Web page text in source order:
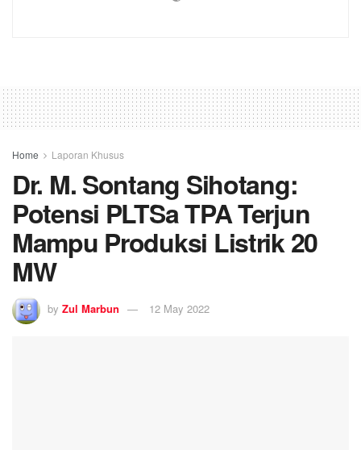
Home Laporan Khusus
Dr. M. Sontang Sihotang:
Potensi PLTSa TPA Terjun
Mampu Produksi Listrik 20
MW
by Zul Marbun 12 May 2022